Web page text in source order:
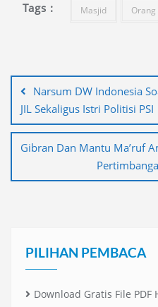
Tags : Masjid Orang
posNarsum DW Indonesia
JIL Sekaligus Istri Politisi PSI
Gibran Dan Mantu Ma’ruf
PILIHAN PEMBACA
Download Gratis File